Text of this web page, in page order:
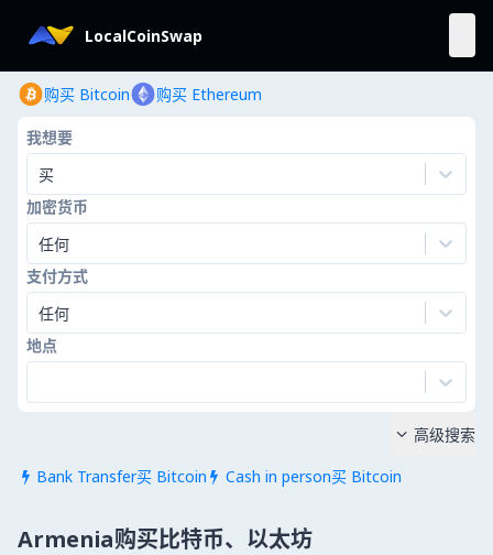
LocalCoinSwap
购买 Bitcoin 购买 Ethereum
我想要
买
加密货币
任何
支付方式
任何
地点
 Bank Transfer买 Bitcoin  Cash in person买 Bitcoin
 高级搜索
Armenia购买比特币、以太坊